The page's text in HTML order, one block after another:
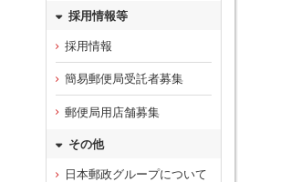
採用情報等
採用情報
簡易郵便局受託者募集
郵便局用店舗募集
その他
日本郵政グループについて